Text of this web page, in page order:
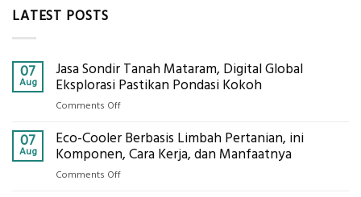
LATEST POSTS
07
Aug
Jasa Sondir Tanah Mataram, Digital Global
Eksplorasi Pastikan Pondasi Kokoh
Comments Offon
Sondir
Tanah
07
Aug
Eco-Cooler Berbasis Limbah Pertanian, ini
Komponen, Cara Kerja, dan Manfaatnya
Comments Offon